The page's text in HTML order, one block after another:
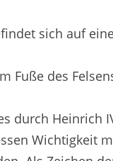
sich auf
Fuße des
durch Heinrich
Wichtigkeit